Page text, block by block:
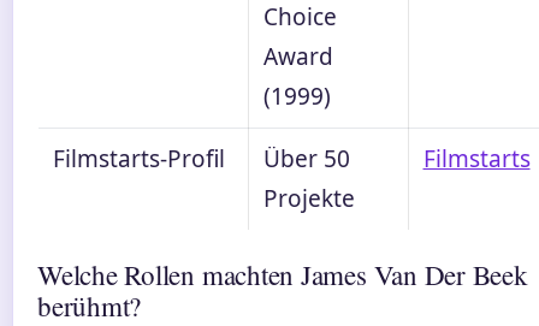
Choice
Award
(1999)
Filmstarts-Profil
Über 50
Projekte
Filmstarts
Welche Rollen machten James Van Der Beek
berühmt?